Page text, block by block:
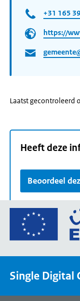
+31 165
https://
Laatst gecontroleerd
Heeft deze
Beoordeel
Single Digital